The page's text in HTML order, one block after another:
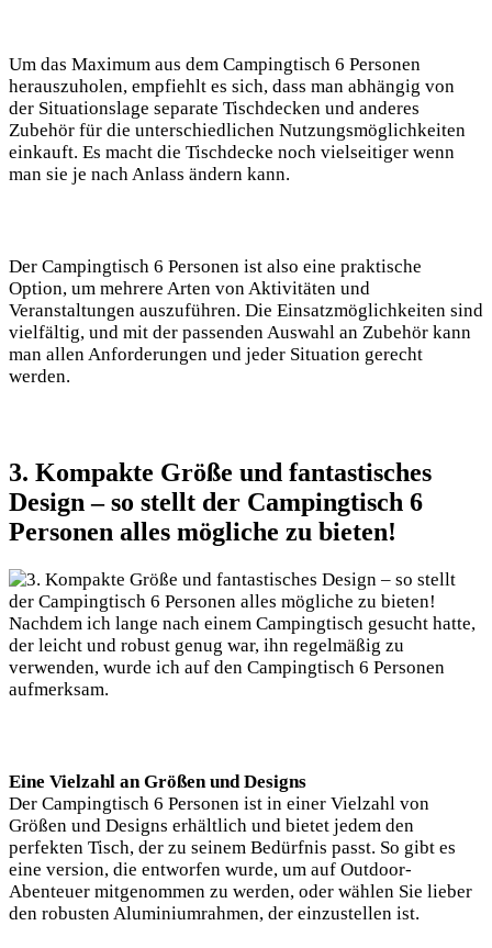
Um das Maximum aus dem Campingtisch 6 Personen
herauszuholen, empfiehlt es sich, dass man abhängig von
der Situationslage separate Tischdecken und anderes
Zubehör für die unterschiedlichen Nutzungsmöglichkeiten
einkauft. Es macht die Tischdecke noch vielseitiger wenn
man sie je nach Anlass ändern kann.
Der Campingtisch 6 Personen ist also eine praktische
Option, um mehrere Arten von Aktivitäten und
Veranstaltungen auszuführen. Die Einsatzmöglichkeiten sind
vielfältig, und mit der passenden Auswahl an Zubehör kann
man allen Anforderungen und jeder Situation gerecht
werden.
3. Kompakte Größe und fantastisches
Design – so stellt der Campingtisch 6
Personen alles mögliche zu bieten!
Nachdem ich lange nach einem Campingtisch gesucht hatte,
der leicht und robust genug war, ihn regelmäßig zu
verwenden, wurde ich auf den Campingtisch 6 Personen
aufmerksam.
Eine Vielzahl an Größen und Designs
Der Campingtisch 6 Personen ist in einer Vielzahl von
Größen und Designs erhältlich und bietet jedem den
perfekten Tisch, der zu seinem Bedürfnis passt. So gibt es
eine version, die entworfen wurde, um auf Outdoor-
Abenteuer mitgenommen zu werden, oder wählen Sie lieber
den robusten Aluminiumrahmen, der einzustellen ist.